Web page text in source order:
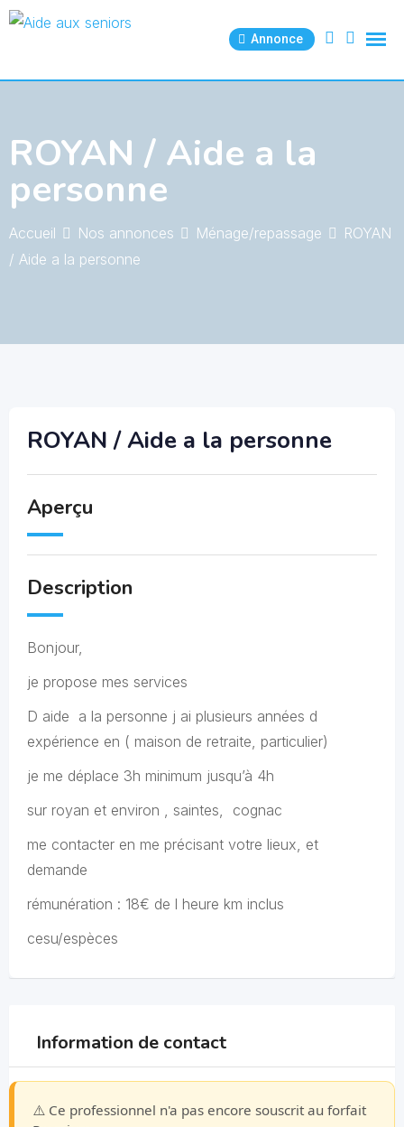
Skip
Annonce
ROYAN / Aide a la
personne
Accueil Nos annonces Ménage/repassage
ROYAN
/ Aide a la personne
ROYAN / Aide a la personne
Aperçu
Description
Bonjour,
je propose mes services
D aide a la personne j ai plusieurs années d
expérience en ( maison de retraite, particulier)
je me déplace 3h minimum jusqu’à 4h
sur royan et environ , saintes, cognac
me contacter en me précisant votre lieux, et
demande
rémunération : 18€ de l heure km inclus
cesu/espèces
Information de contact
⚠️ Ce professionnel n'a pas encore souscrit au forfait